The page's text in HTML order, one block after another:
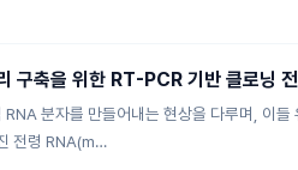
구축을 위한 RT-PCR 기반 클로닝
분자를 만들어내는 현상을 다루며,
전령 RNA(m…